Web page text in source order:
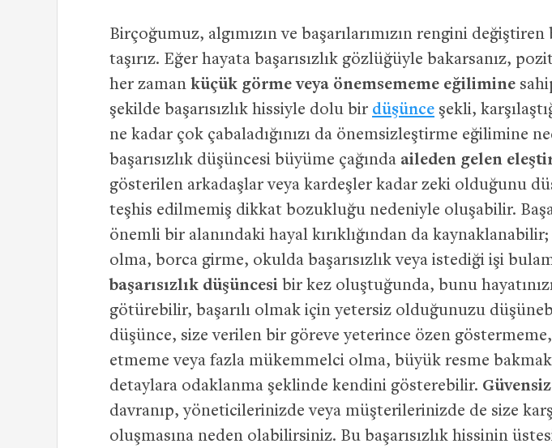
Birçoğumuz, algımızın ve başarılarımızın rengini değiştiren
taşırız. Eğer hayata başarısızlık gözlüğüyle bakarsanız,
her zaman küçük görme veya önemsememe eğilimine
şekilde başarısızlık hissiyle dolu bir düşünce şekli,
ne kadar çok çabaladığınızı da önemsizleştirme eğilimine
başarısızlık düşüncesi büyüme çağında aileden gelen
gösterilen arkadaşlar veya kardeşler kadar zeki olduğunu
teşhis edilmemiş dikkat bozukluğu nedeniyle oluşabilir.
önemli bir alanındaki hayal kırıklığından da
olma, borca girme, okulda başarısızlık veya istediği işi
başarısızlık düşüncesi bir kez oluştuğunda, bunu
götürebilir, başarılı olmak için yetersiz olduğunuzu
düşünce, size verilen bir göreve yeterince özen
etmeme veya fazla mükemmelci olma, büyük resme
detaylara odaklanma şeklinde kendini gösterebilir. Güvensiz
davranıp, yöneticilerinizde veya müşterilerinizde de size
oluşmasına neden olabilirsiniz. Bu başarısızlık hissinin